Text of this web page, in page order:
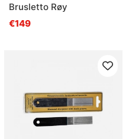
Brusletto Røy
€149